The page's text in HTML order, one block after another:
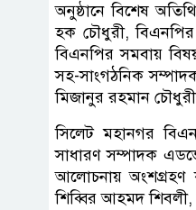
অনুষ্ঠানে বিশেষ
হক চৌধুরী, বিএনপির
বিএনপির সমবায়
সহ-সাংগঠনিক
মিজানুর রহমান
সিলেট মহানগর
সাধারণ সম্পাদক
আলোচনায়
শিব্বির আহমদ